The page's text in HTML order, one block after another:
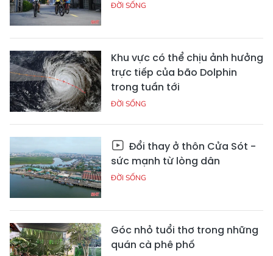
ĐỜI SỐNG
Khu vực có thể chịu ảnh hưởng
trực tiếp của bão Dolphin
trong tuần tới
ĐỜI SỐNG
Đổi thay ở thôn Cửa Sót -
sức mạnh từ lòng dân
ĐỜI SỐNG
Góc nhỏ tuổi thơ trong những
quán cà phê phố